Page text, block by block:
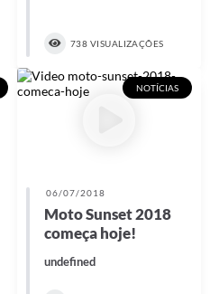
738 VISUALIZAÇÕES
NOTÍCIAS
06/07/2018
Moto Sunset 2018
começa hoje!
undefined